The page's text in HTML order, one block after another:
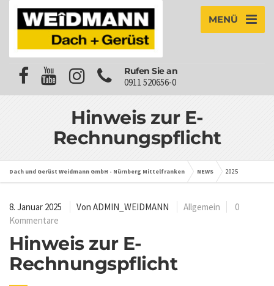
MENÜ
Rufen Sie an
0911 520656-0
Hinweis zur E-
Rechnungspflicht
Dach und Gerüst Weidmann GmbH - Nürnberg Mittelfranken NEWS 2025
8. Januar 2025 Von ADMIN_WEIDMANN Allgemein
0
Kommentare
Hinweis zur E-
Rechnungspflicht